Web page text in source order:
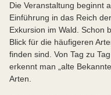
Die Veranstaltung beginnt
Einführung in das Reich
Exkursion im Wald. Schon
Blick für die häufigeren
finden sind. Von Tag zu
erkennt man „alte
Arten.